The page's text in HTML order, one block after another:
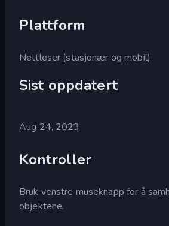
Plattform
Nettleser (stasjonær og mobil)
Sist oppdatert
Aug 24, 2023
Kontroller
Bruk venstre museknapp for å
objektene.